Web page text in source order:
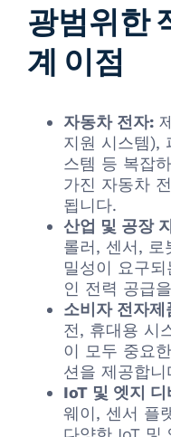
광범위한
계 이점
자동차 전자:
지원 시스템),
스템 등 복잡
가진 자동차
됩니다.
산업 및 공장
롤러, 센서, 로
밀성이 요구
인 전력 공급
소비자 전자제
전, 휴대용 시
이 모두 중요
션을 제공합니
IoT 및 엣지 디
웨이, 센서 플